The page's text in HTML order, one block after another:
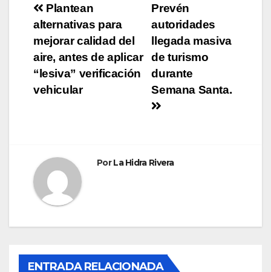
Navegación
de
entradas
Prevén
autoridades
llegada masiva
de turismo
durante
Semana Santa.
Plantean
alternativas para
mejorar calidad del
aire, antes de aplicar
“lesiva” verificación
vehicular
PorLa Hidra Rivera
ENTRADA RELACIONADA